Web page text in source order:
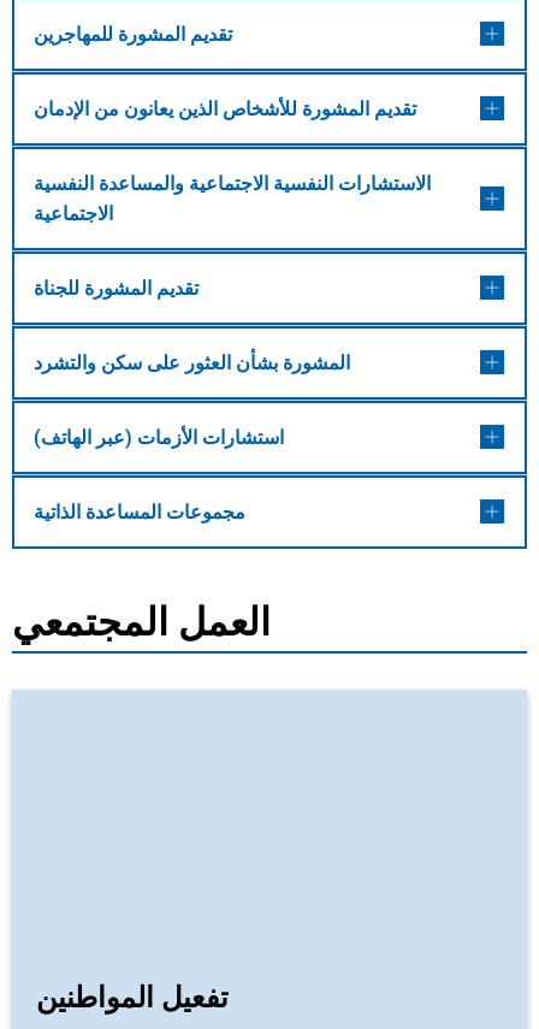
تقديم المشورة للمهاجرين
تقديم المشورة للأشخاص الذين يعانون من الإدمان
الاستشارات النفسية الاجتماعية والمساعدة النفسية
الاجتماعية
تقديم المشورة للجناة
المشورة بشأن العثور على سكن والتشرد
استشارات الأزمات (عبر الهاتف)
مجموعات المساعدة الذاتية
العمل المجتمعي
تفعيل المواطنين